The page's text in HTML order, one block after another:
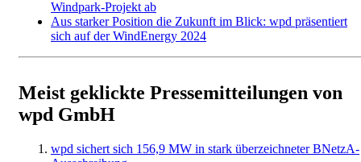
Windpark-Projekt ab
Aus starker Position die Zukunft im Blick: wpd präsentiert
sich auf der WindEnergy 2024
Meist geklickte Pressemitteilungen von
wpd GmbH
wpd sichert sich 156,9 MW in stark überzeichneter BNetzA-